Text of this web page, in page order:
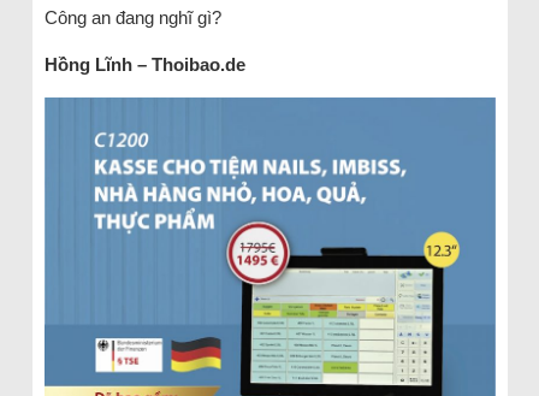
Công an đang nghĩ gì?
Hồng Lĩnh – Thoibao.de